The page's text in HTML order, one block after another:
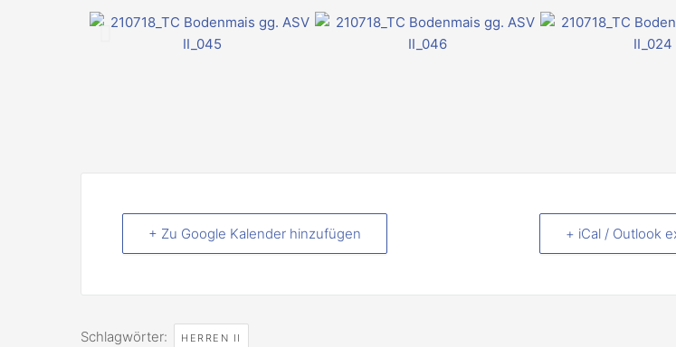
+ Zu Google Kalender hinzufügen + iCal / Outlook
Schlagwörter: HERREN II